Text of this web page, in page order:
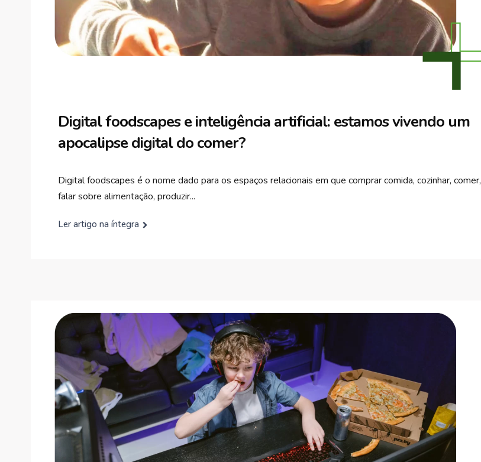
Digital foodscapes e inteligência artificial: estamos vivendo um
apocalipse digital do comer?
Digital foodscapes é o nome dado para os espaços relacionais em que comprar comida, cozinhar, comer,
falar sobre alimentação, produzir...
Ler artigo na íntegra